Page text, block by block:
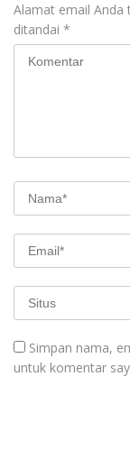
Alamat email Anda
ditandai *
Simpan nama,
untuk komentar